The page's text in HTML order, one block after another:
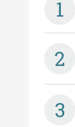
1
2
3